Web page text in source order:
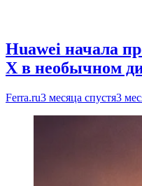
Huawei начала
X в необычном
Ferra.ru3 месяца спустя3